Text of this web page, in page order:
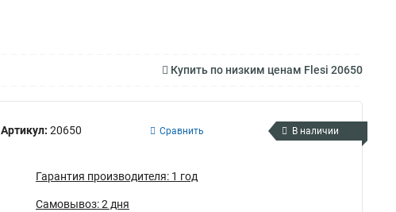
Купить по низким ценам Flesi 20650
Артикул: 20650 Сравнить В наличии
Гарантия производителя: 1 год
Самовывоз: 2 дня